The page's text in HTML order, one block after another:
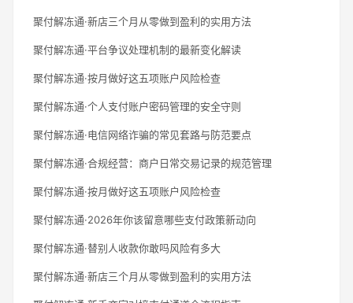
聚付解冻通·新店三个月从零做到盈利的实用方法
聚付解冻通·平台争议处理机制的最新变化解读
聚付解冻通·按月做好这五项账户风险检查
聚付解冻通·个人支付账户密码管理的安全守则
聚付解冻通·电信网络诈骗的常见套路与防范要点
聚付解冻通·合规经营：商户日常交易记录的规范管理
聚付解冻通·按月做好这五项账户风险检查
聚付解冻通·2026年你该留意哪些支付政策新动向
聚付解冻通·替别人收款你敢吗风险有多大
聚付解冻通·新店三个月从零做到盈利的实用方法